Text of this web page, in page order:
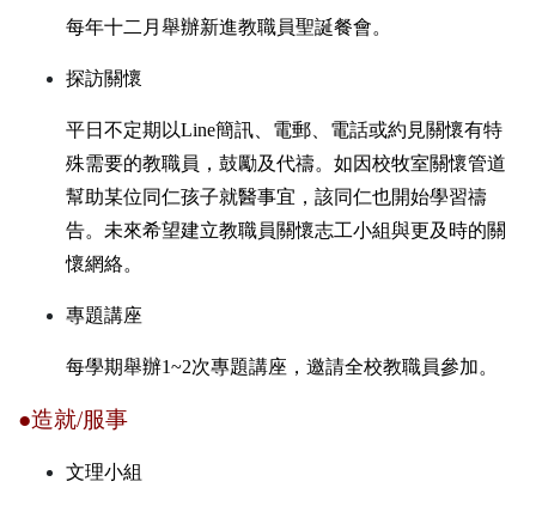
每年十二月舉辦新進教職員聖誕餐會。
探訪關懷
平日不定期以Line簡訊、電郵、電話或約見關懷有特
殊需要的教職員，鼓勵及代禱。如因校牧室關懷管道
幫助某位同仁孩子就醫事宜，該同仁也開始學習禱
告。未來希望建立教職員關懷志工小組與更及時的關
懷網絡。
專題講座
每學期舉辦1~2次專題講座，邀請全校教職員參加。
●造就/服事
文理小組